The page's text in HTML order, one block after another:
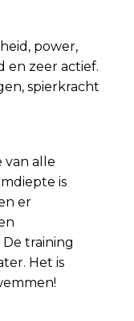
power,
en zeer actief.
spierkracht
van alle
is
er
training
Het is